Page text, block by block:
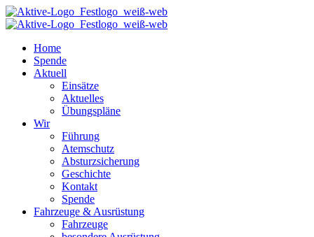
Home
Spende
Aktuell
Einsätze
Aktuelles
Übungspläne
Wir
Führung
Atemschutz
Absturzsicherung
Geschichte
Kontakt
Spende
Fahrzeuge & Ausrüstung
Fahrzeuge